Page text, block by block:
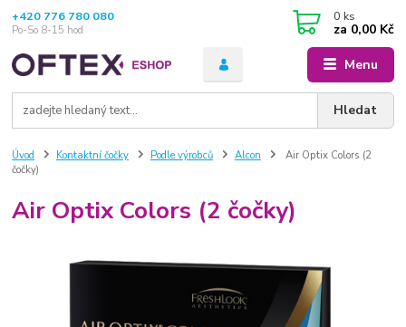
Menu
Hledat
+420 776 780 080
Po-So 8-15 hod
0 ks
za 0,00 Kč
Úvod Kontaktní čočky Podle výrobců Alcon
Air Optix Colors (2
čočky)
Air Optix Colors (2 čočky)